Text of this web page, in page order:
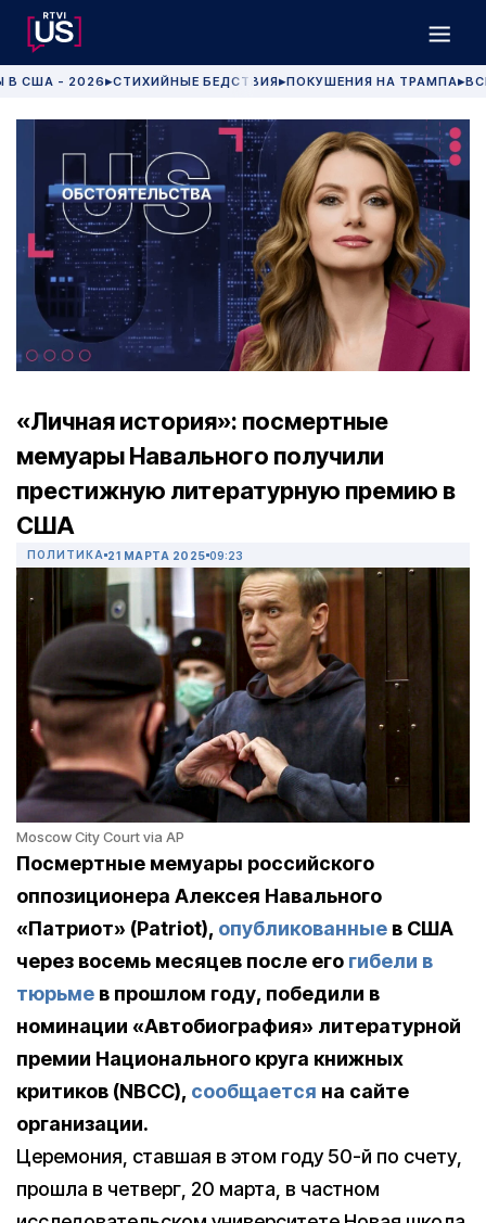
В США - 2026 ▶СТИХИЙНЫЕ БЕДСТВИЯ▶ПОКУШЕНИЯ НА ТРАМПА▶
«Личная история»: посмертные
мемуары Навального получили
престижную литературную премию в
США
ПОЛИТИКА 21 МАРТА 2025 09:23
Moscow City Court via AP
Посмертные мемуары российского
оппозиционера Алексея Навального
«Патриот» (Patriot), опубликованные в США
через восемь месяцев после его гибели в
тюрьме в прошлом году, победили в
номинации «Автобиография» литературной
премии Национального круга книжных
критиков (NBCC), сообщается на сайте
организации.
Церемония, ставшая в этом году 50-й по счету,
прошла в четверг, 20 марта, в частном